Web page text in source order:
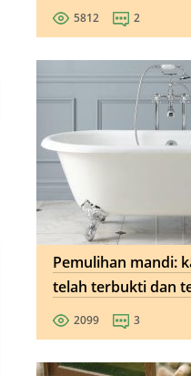
5812 2
Pemulihan mandi:
telah terbukti dan
2099 3